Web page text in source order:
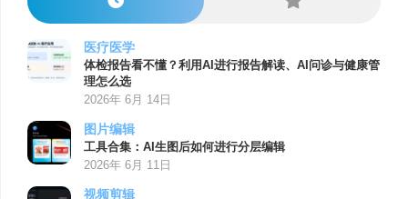
医疗医学
体检报告看不懂？利用AI进行报告解读、AI问诊与健康管
理怎么选
2026年 6月 14日
图片编辑
工具合集：AI生图后如何进行分层编辑
2026年 6月 11日
视频剪辑